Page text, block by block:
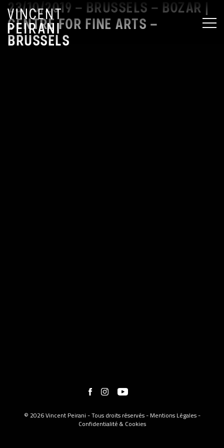
23/10/2019 – BRUSSELS – BOZAR |
CENTRE FOR FINE ARTS –
BRUSSELS
© 2026 Vincent Peirani - Tous droits réservés - Mentions Légales-
Confidentialité & Cookies